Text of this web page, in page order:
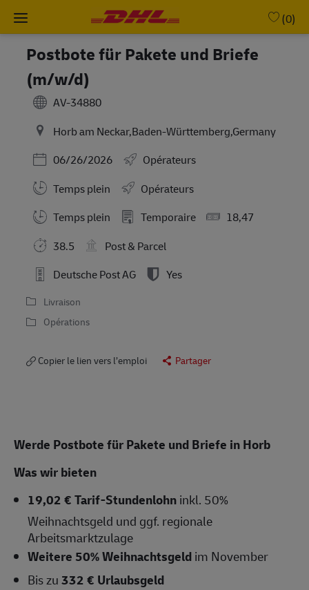
(0)
Postbote für Pakete und Briefe
(m/w/d)
AV-34880
Horb am Neckar,Baden-Württemberg,Germany
Posted Date
06/26/2026
Opérateurs
Temps plein
Opérateurs
Working Hours
Temps plein Temporaire
18,47
38.5
Post & Parcel
Deutsche Post AG
Yes
Livraison
Opérations
Copier le lien vers l’emploi Partager
Werde Postbote für Pakete und Briefe in Horb
Was wir bieten
19,02 € Tarif-Stundenlohninkl. 50%
Weihnachtsgeld und ggf. regionale
Arbeitsmarktzulage
Weitere 50% Weihnachtsgeldim November
Bis zu332 € Urlaubsgeld